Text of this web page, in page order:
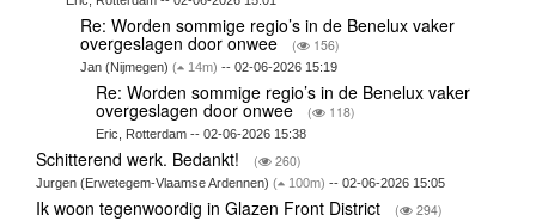
Re: Worden sommige regio’s in de Benelux vaker
overgeslagen door onwee ( 156)
Jan (Nijmegen)( 14m) -- 02-06-2026 15:19
Re: Worden sommige regio’s in de Benelux vaker
overgeslagen door onwee ( 118)
Eric, Rotterdam -- 02-06-2026 15:38
Schitterend werk. Bedankt! ( 260)
Jurgen (Erwetegem-Vlaamse Ardennen) ( 100m) -- 02-06-2026 15:05
Ik woon tegenwoordig in Glazen Front District ( 294)